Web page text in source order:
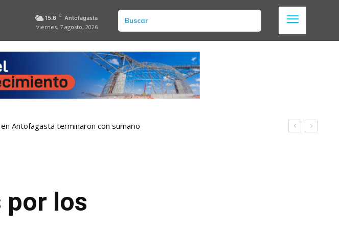
15.6 C Antofagasta
viernes, 7 agosto, 2026
Buscar
Antofagasta terminaron con sumario
por los